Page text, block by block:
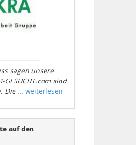
sagen unsere
GESUCHT.com sind
Die... weiterlesen
auf den